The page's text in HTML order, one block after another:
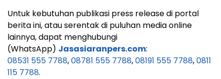
Untuk kebutuhan publikasi press release di portal
berita ini, atau serentak di puluhan media online
lainnya, dapat menghubungi
(WhatsApp) Jasasiaranpers.com:
08531 555 7788,08781 555 7788,08191 555 7788,0811
115 7788.